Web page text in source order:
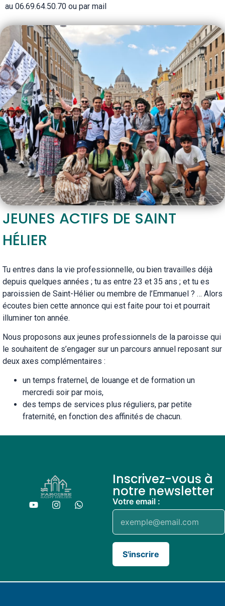
JEUNES ACTIFS DE SAINT
HÉLIER
Tu entres dans la vie professionnelle, ou bien travailles déjà
depuis quelques années ; tu as entre 23 et 35 ans ; et tu es
paroissien de Saint-Hélier ou membre de l’Emmanuel ? … Alors
écoutes bien cette annonce qui est faite pour toi et pourrait
illuminer ton année.
Nous proposons aux jeunes professionnels de la paroisse qui
le souhaitent de s’engager sur un parcours annuel reposant sur
deux axes complémentaires :
un temps fraternel, de louange et de formation un
mercredi soir par mois,
des temps de services plus réguliers, par petite
fraternité, en fonction des affinités de chacun.
au 06.69.64.50.70 ou par mail
Inscrivez-vous à
notre newsletter
Votre email :
S'inscrire